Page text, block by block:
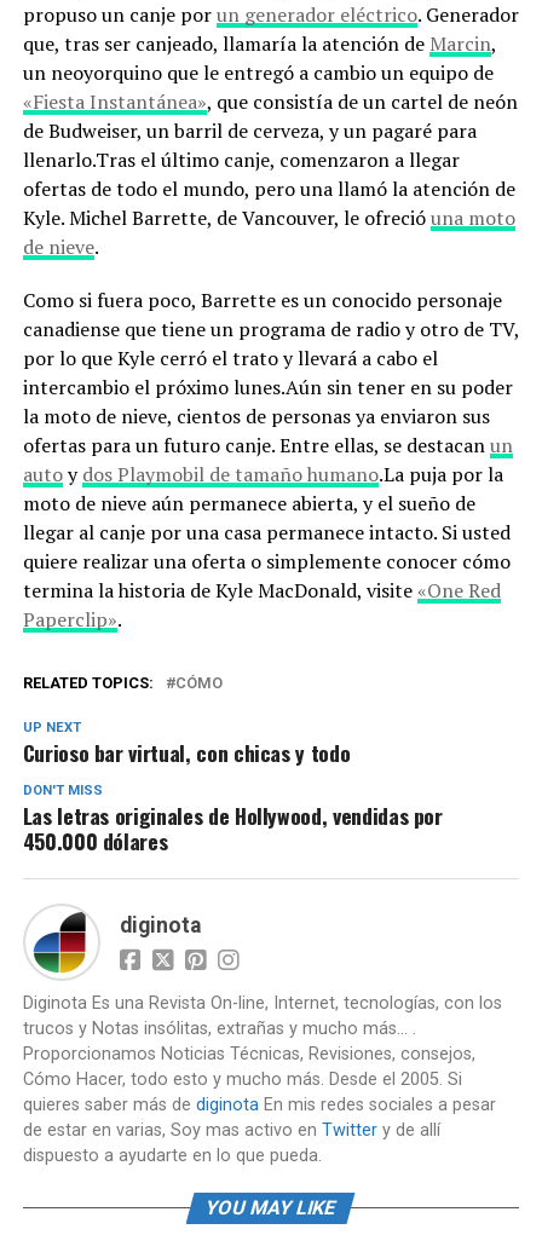
propuso un canje porun generador eléctrico. Generador
que, tras ser canjeado, llamaría la atención de Marcin,
un neoyorquino que le entregó a cambio un equipo de
«Fiesta Instantánea», que consistía de un cartel de neón
de Budweiser, un barril de cerveza, y un pagaré para
llenarlo.Tras el último canje, comenzaron a llegar
ofertas de todo el mundo, pero una llamó la atención de
Kyle. Michel Barrette, de Vancouver, le ofrecióuna moto
de nieve.
Como si fuera poco, Barrette es un conocido personaje
canadiense que tiene un programa de radio y otro de TV,
por lo que Kyle cerró el trato y llevará a cabo el
intercambio el próximo lunes.Aún sin tener en su poder
la moto de nieve, cientos de personas ya enviaron sus
ofertas para un futuro canje. Entre ellas, se destacanun
autoydos Playmobil de tamaño humano.La puja por la
moto de nieve aún permanece abierta, y el sueño de
llegar al canje por una casa permanece intacto. Si usted
quiere realizar una oferta o simplemente conocer cómo
termina la historia de Kyle MacDonald, visite«One Red
Paperclip».
RELATED TOPICS: CÓMO
UP NEXT
Curioso bar virtual, con chicas y todo
DON'T MISS
Las letras originales de Hollywood, vendidas por
450.000 dólares
diginota
Diginota Es una Revista On-line, Internet, tecnologías, con los
trucos y Notas insólitas, extrañas y mucho más... .
Proporcionamos Noticias Técnicas, Revisiones, consejos,
Cómo Hacer, todo esto y mucho más. Desde el 2005. Si
quieres saber más de diginotaEn mis redes sociales a pesar
de estar en varias, Soy mas activo en Twittery de allí
dispuesto a ayudarte en lo que pueda.
YOU MAY LIKE